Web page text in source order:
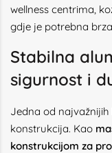
wellness centrima,
gdje je potrebna
Stabilna
sigurnost i
Jedna od
konstrukcija. Kao
konstrukcijom za